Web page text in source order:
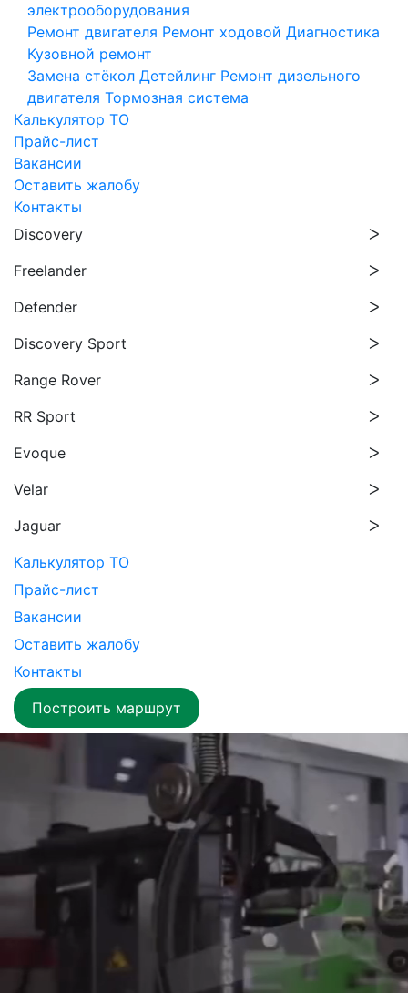
электрооборудования
Ремонт двигателя Ремонт ходовой Диагностика
Кузовной ремонт
Замена стёкол Детейлинг Ремонт дизельного
двигателя Тормозная система
Калькулятор ТО
Прайс-лист
Вакансии
Оставить жалобу
Контакты
Discovery
Freelander
Defender
Discovery Sport
Range Rover
RR Sport
Evoque
Velar
Jaguar
Калькулятор ТО
Прайс-лист
Вакансии
Оставить жалобу
Контакты
Построить маршрут